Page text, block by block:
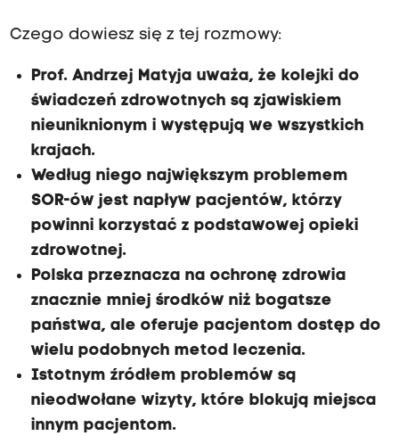
Czego dowiesz się z tej rozmowy:
Prof. Andrzej Matyja uważa, że kolejki do
świadczeń zdrowotnych są zjawiskiem
nieuniknionym i występują we wszystkich
krajach.
Według niego największym problemem
SOR-ów jest napływ pacjentów, którzy
powinni korzystać z podstawowej opieki
zdrowotnej.
Polska przeznacza na ochronę zdrowia
znacznie mniej środków niż bogatsze
państwa, ale oferuje pacjentom dostęp do
wielu podobnych metod leczenia.
Istotnym źródłem problemów są
nieodwołane wizyty, które blokują miejsca
innym pacjentom.